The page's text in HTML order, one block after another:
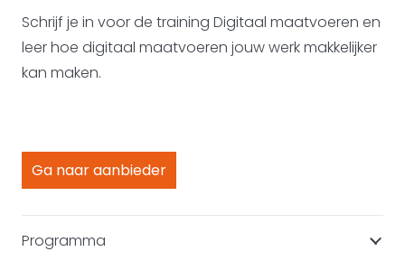
Schrijf je in voor de training Digitaal maatvoeren en
leer hoe digitaal maatvoeren jouw werk makkelijker
kan maken.
Ga naar aanbieder
Programma